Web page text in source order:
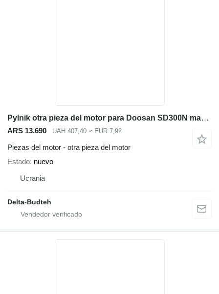
Pylnik otra pieza del motor para Doosan SD300N maquinaria de construcción
ARS 13.690 UAH 407,40 ≈ EUR 7,92
Piezas del motor - otra pieza del motor
Estado nuevo
Ucrania
Delta-Budteh